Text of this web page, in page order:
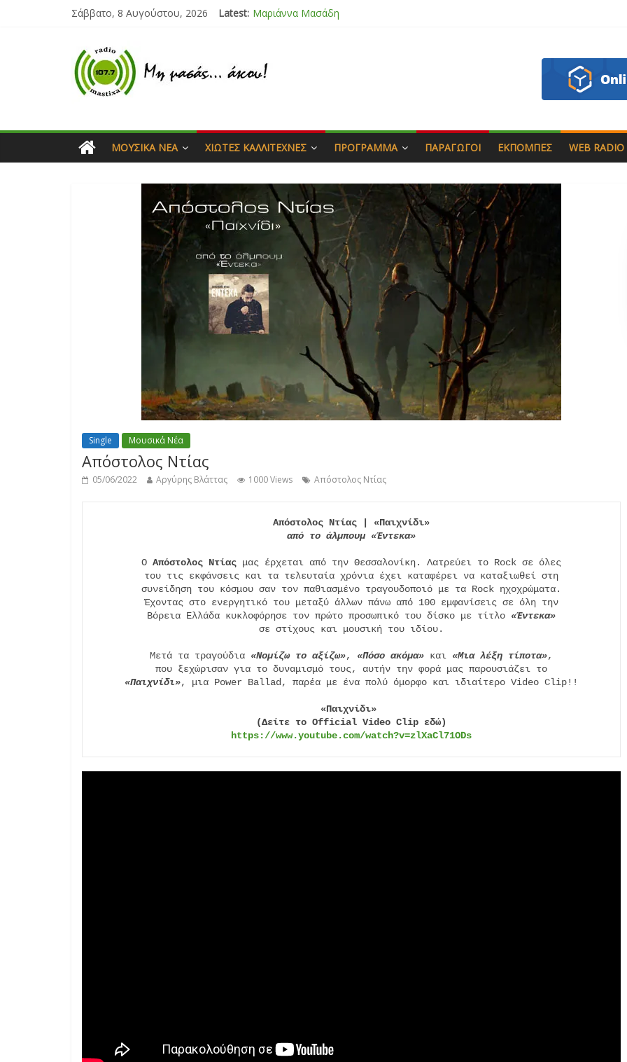
Σάββατο, 8 Αυγούστου, 2026 Latest: Μαριάννα Μασάδη
Ιορδάνης Αγαπητός
ΜΟΥΣΙΚΆ ΝΈΑ ΧΙΏΤΕΣ ΚΑΛΛΙΤΈΧΝΕΣ ΠΡΌΓΡΑΜΜΑ ΠΑΡΑΓΩΓΟΊ ΕΚΠΟΜΠΈΣ WEB RADIO
Single Μουσικά Νέα
Απόστολος Ντίας
05/06/2022 Αργύρης Βλάττας 1000 Views Απόστολος Ντίας
Απόστολος Ντίας | «Παιχνίδι»
από το άλμπουμ «Έντεκα»
Ο Απόστολος Ντίας μας έρχεται από την Θεσσαλονίκη. Λατρεύει το Rock σε όλες
του τις εκφάνσεις και τα τελευταία χρόνια έχει καταφέρει να καταξιωθεί στη
συνείδηση του κόσμου σαν τον παθιασμένο τραγουδοποιό με τα Rock ηχοχρώματα.
Έχοντας στο ενεργητικό του μεταξύ άλλων πάνω από 100 εμφανίσεις σε όλη την
Βόρεια Ελλάδα κυκλοφόρησε τον πρώτο προσωπικό του δίσκο με τίτλο «Έντεκα»
σε στίχους και μουσική του ιδίου.
Μετά τα τραγούδια «Νομίζω το αξίζω», «Πόσο ακόμα» και «Μια λέξη τίποτα»,
«Παιχνίδι», μια Power Ballad, παρέα με ένα πολύ όμορφο και ιδιαίτερο Video Clip!!
«Παιχνίδι»
(Δείτε το Official Video Clip εδώ)
https://www.youtube.com/watch?v=zlXaCl71ODs